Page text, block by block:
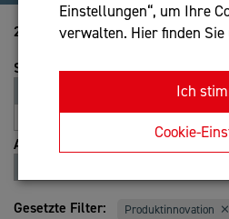
Einstellungen“, um Ihre
verwalten. Hier finden
Ich
Cookie-
21-40 von 82
Sortierung
A-Z
Ansicht
Gesetzte Filter: Produktinnovation